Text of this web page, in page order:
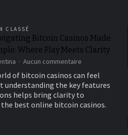
CLASSÉ
Bitcoin Casinos Made
Where Play Meets Clarity
Aucun commentaire
Bitcoin
Casinos
Made
Simple:
of bitcoin casinos can feel
understanding the key features
helps bring clarity to
best online bitcoin casinos.